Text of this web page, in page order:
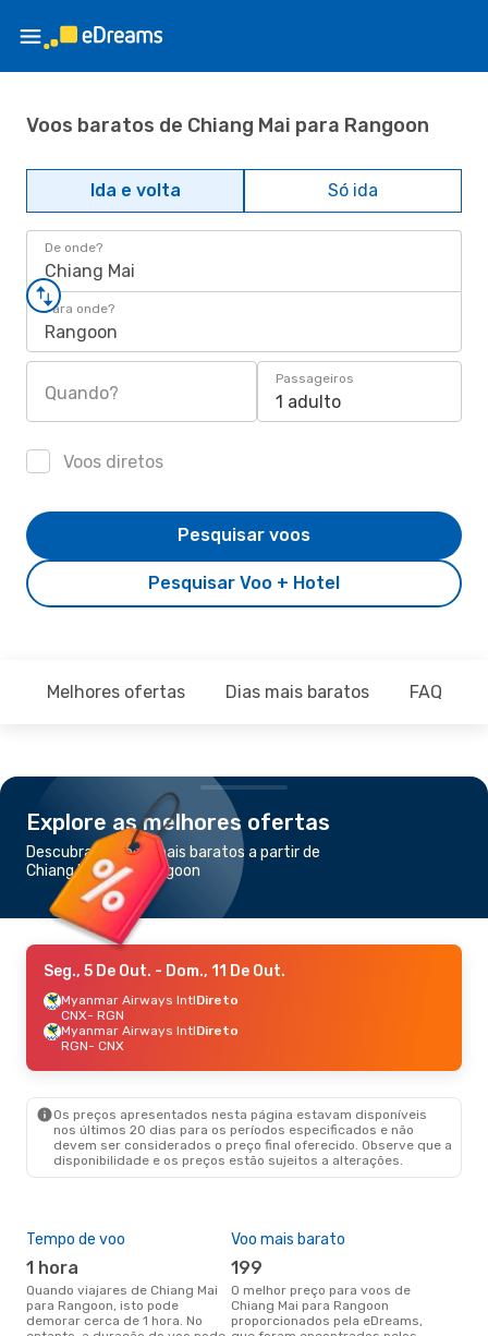
Voos baratos de Chiang Mai para Rangoon
Ida e volta Só ida
De onde?
Chiang Mai
Para onde?
Rangoon
Quando?
Passageiros
1 adulto
Voos diretos
Pesquisar Voo + Hotel
Pesquisar voos
Melhores ofertas Dias mais baratos FAQ
Explore as melhores ofertas
Descubra os voos mais baratos a partir de
Chiang Mai para Rangoon
Seg., 5 De Out. - Dom., 11 De Out.
Myanmar Airways IntlDireto
CNX- RGN
Myanmar Airways IntlDireto
RGN- CNX
Os preços apresentados nesta página estavam disponíveis
nos últimos 20 dias para os períodos especificados e não
devem ser considerados o preço final oferecido. Observe que a
disponibilidade e os preços estão sujeitos a alterações.
Tempo de voo
1 hora
Quando viajares de Chiang Mai
para Rangoon, isto pode
demorar cerca de 1 hora. No
Voo mais barato
199
O melhor preço para voos de
Chiang Mai para Rangoon
proporcionados pela eDreams,